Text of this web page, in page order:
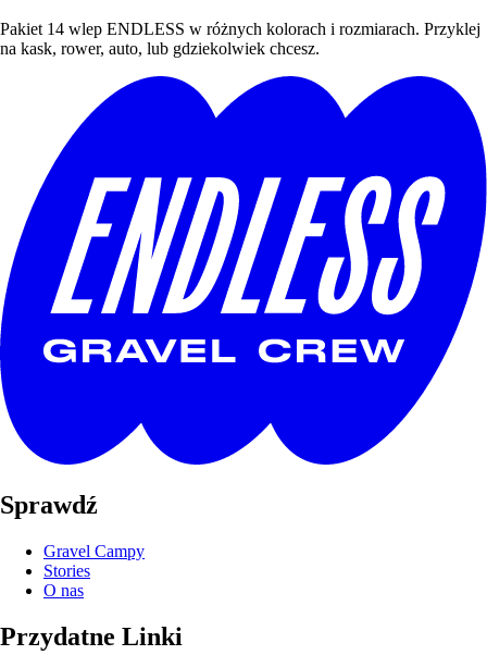
Pakiet 14 wlep ENDLESS w różnych kolorach i rozmiarach. Przyklej
na kask, rower, auto, lub gdziekolwiek chcesz.
Sprawdź
Gravel Campy
Stories
O nas
Przydatne Linki